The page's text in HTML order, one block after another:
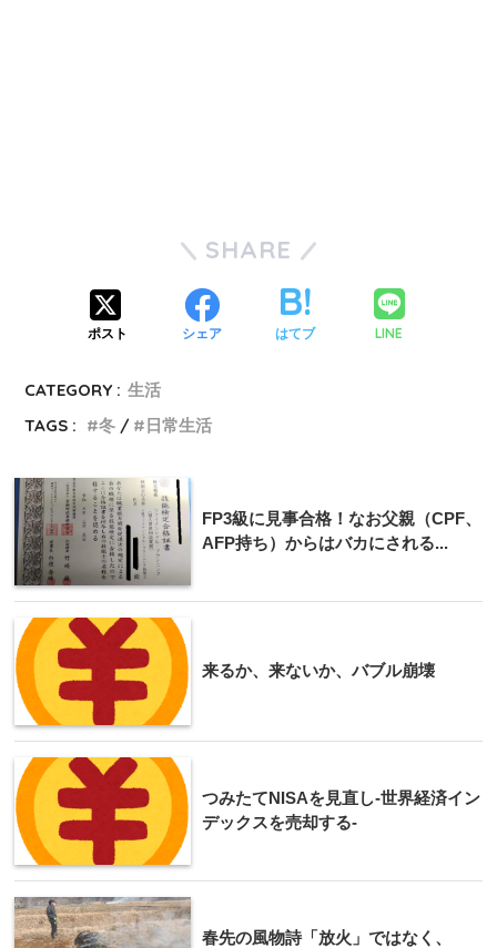
SHARE
ポスト シェア はてブ LINE
CATEGORY : 生活
TAGS :
冬 日常生活
FP3級に見事合格！なお父親（CPF、
AFP持ち）からはバカにされる...
来るか、来ないか、バブル崩壊
つみたてNISAを見直し-世界経済イン
デックスを売却する-
春先の風物詩「放火」ではなく、